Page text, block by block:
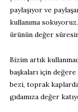
paylaşıyor ve
kullanıma
ürünün değer
Bizim artık
başkaları için
bezi, toprak
gıdamıza değer